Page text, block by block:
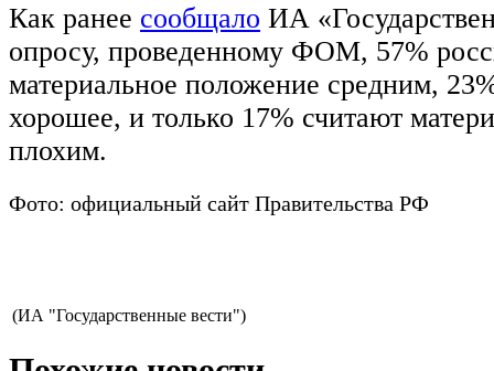
Как ранее сообщало ИА
опросу, проведенному ФОМ, 57%
материальное положение средним,
хорошее, и только 17% считают
плохим.
Фото: официальный сайт Правительства РФ
(ИА "Государственные вести")